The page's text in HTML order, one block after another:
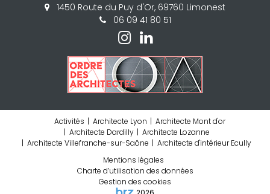
1450 Route du Puy d'Or, 69760 Limonest
06 09 41 80 51
Activités Architecte Lyon
Architecte Mont d'or
Architecte Dardilly
Architecte Lozanne
Architecte Villefranche-sur-Saône
Architecte d'intérieur Ecully
Mentions légales
Charte d’utilisation des données
Gestion des cookies